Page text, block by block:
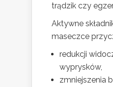
trądzik czy
Aktywne
maseczce
redukcji
wyprysków,
zmniejszenia